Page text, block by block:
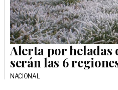
Alerta por heladas
serán las 6
NACIONAL